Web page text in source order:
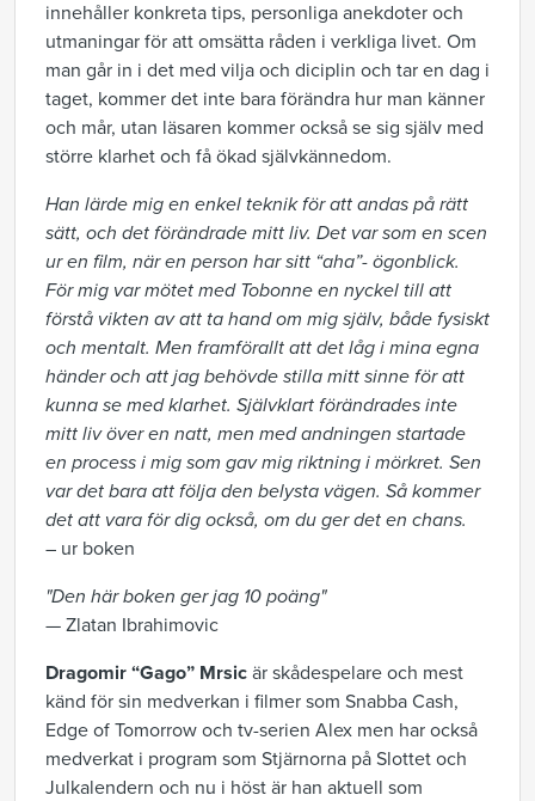
innehåller konkreta tips, personliga anekdoter och
utmaningar för att omsätta råden i verkliga livet. Om
man går in i det med vilja och diciplin och tar en dag i
taget, kommer det inte bara förändra hur man känner
och mår, utan läsaren kommer också se sig själv med
större klarhet och få ökad självkännedom.
Han lärde mig en enkel teknik för att andas på rätt
sätt, och det förändrade mitt liv. Det var som en scen
ur en film, när en person har sitt “aha”- ögonblick.
För mig var mötet med Tobonne en nyckel till att
förstå vikten av att ta hand om mig själv, både fysiskt
och mentalt. Men framförallt att det låg i mina egna
händer och att jag behövde stilla mitt sinne för att
kunna se med klarhet. Självklart förändrades inte
mitt liv över en natt, men med andningen startade
en process i mig som gav mig riktning i mörkret. Sen
var det bara att följa den belysta vägen. Så kommer
det att vara för dig också, om du ger det en chans.
– ur boken
"Den här boken ger jag 10 poäng"
— Zlatan Ibrahimovic
Dragomir “Gago” Mrsic är skådespelare och mest
känd för sin medverkan i filmer som Snabba Cash,
Edge of Tomorrow och tv-serien Alex men har också
medverkat i program som Stjärnorna på Slottet och
Julkalendern och nu i höst är han aktuell som